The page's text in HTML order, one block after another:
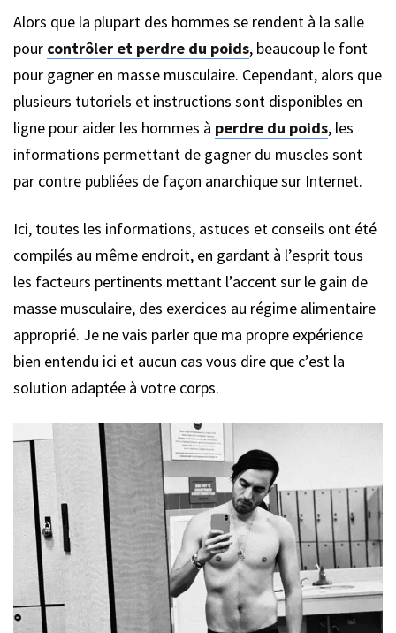
Alors que la plupart des hommes se rendent à la salle
pour contrôler et perdre du poids, beaucoup le font
pour gagner en masse musculaire. Cependant, alors que
plusieurs tutoriels et instructions sont disponibles en
ligne pour aider les hommes à perdre du poids, les
informations permettant de gagner du muscles sont
par contre publiées de façon anarchique sur Internet.
Ici, toutes les informations, astuces et conseils ont été
compilés au même endroit, en gardant à l’esprit tous
les facteurs pertinents mettant l’accent sur le gain de
masse musculaire, des exercices au régime alimentaire
approprié. Je ne vais parler que ma propre expérience
bien entendu ici et aucun cas vous dire que c’est la
solution adaptée à votre corps.